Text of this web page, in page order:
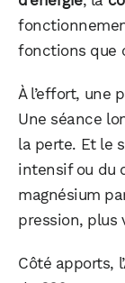
fonctions que
À l’effort, une
Une séance
la perte. Et le
intensif ou du
magnésium
pression, plus
Côté apports,